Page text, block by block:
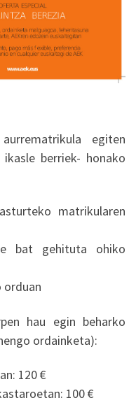
aurrematrikula egiten
berriek- honako
matrikularen
bat gehituta ohiko
hau egin beharko
ordainketa):
120 €
100 €